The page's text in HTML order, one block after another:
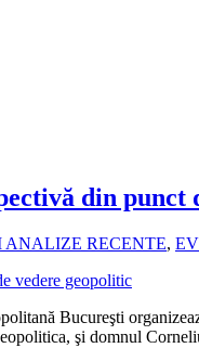
din punct
ANALIZE RECENTE,
Bucureşti
şi domnul